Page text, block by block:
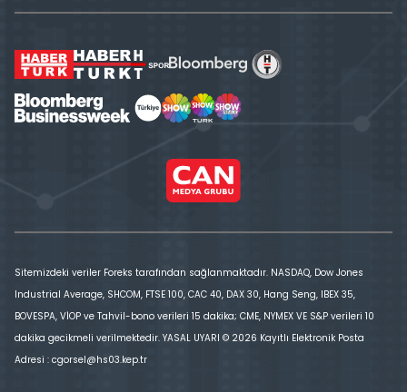
Sitemizdeki veriler Foreks tarafından sağlanmaktadır. NASDAQ, Dow Jones
Industrial Average, SHCOM, FTSE 100, CAC 40, DAX 30, Hang Seng, IBEX 35,
BOVESPA, VİOP ve Tahvil-bono verileri 15 dakika; CME, NYMEX VE S&P verileri 10
dakika gecikmeli verilmektedir. YASAL UYARI © 2026 Kayıtlı Elektronik Posta
Adresi : cgorsel@hs03.kep.tr